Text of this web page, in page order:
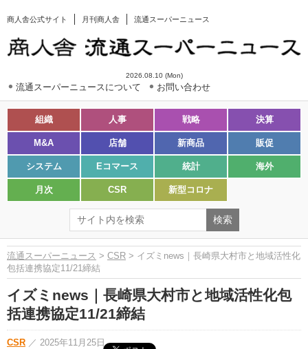
商人舎公式サイト 月刊商人舎 流通スーパーニュース
2026.08.10 (Mon)
流通スーパーニュースについて お問い合わせ
組織 人事 戦略 決算
M&A 店舗 新商品 販促
システム Eコマース 統計 海外
月次 CSR 新型コロナ
流通スーパーニュース > CSR > イズミnews｜長崎県大村市と地域活性化
包括連携協定11/21締結
イズミnews｜長崎県大村市と地域活性化包
括連携協定11/21締結
CSR ／ 2025年11月25日